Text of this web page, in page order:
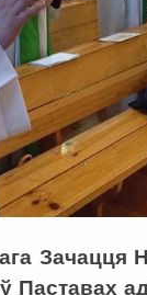
Паставах